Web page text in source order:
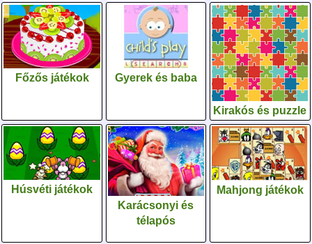
Főzős játékok Gyerek és baba
Kirakós és puzzle
Húsvéti játékok
Karácsonyi és
télapós
Mahjong játékok